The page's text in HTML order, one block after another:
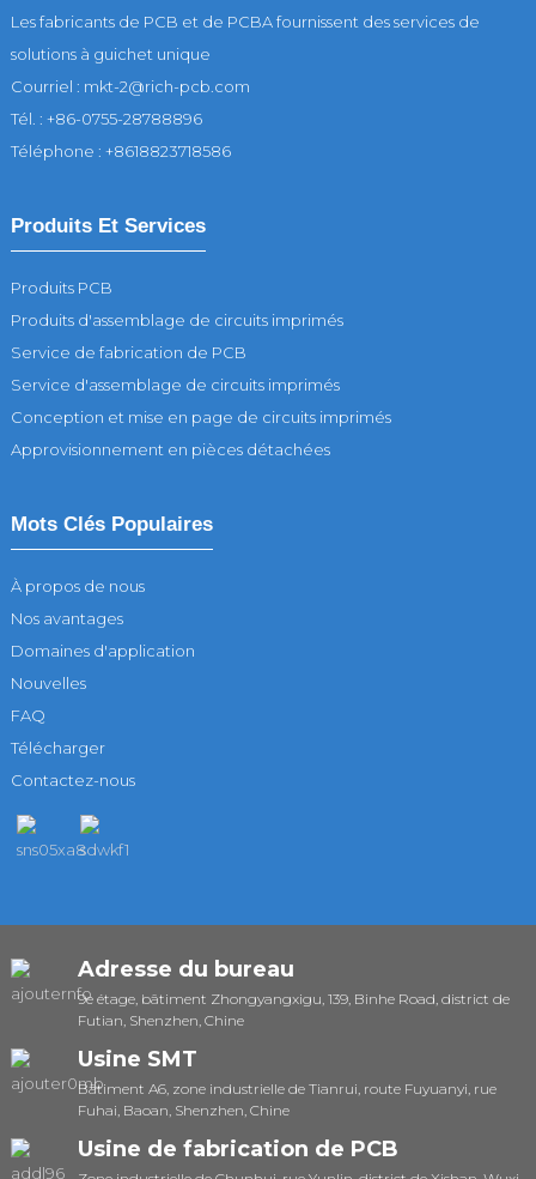
Les fabricants de PCB et de PCBA fournissent des services de
solutions à guichet unique
Courriel : mkt-2@rich-pcb.com
Tél. : +86-0755-28788896
Téléphone : +8618823718586
Produits Et Services
Produits PCB
Produits d'assemblage de circuits imprimés
Service de fabrication de PCB
Service d'assemblage de circuits imprimés
Conception et mise en page de circuits imprimés
Approvisionnement en pièces détachées
Mots Clés Populaires
À propos de nous
Nos avantages
Domaines d'application
Nouvelles
FAQ
Télécharger
Contactez-nous
Adresse du bureau
9e étage, bâtiment Zhongyangxigu, 139, Binhe Road, district de
Futian, Shenzhen, Chine
Usine SMT
Bâtiment A6, zone industrielle de Tianrui, route Fuyuanyi, rue
Fuhai, Baoan, Shenzhen, Chine
Usine de fabrication de PCB